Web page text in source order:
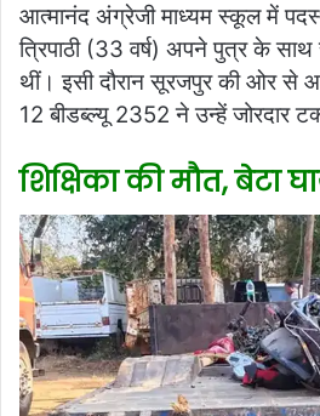
आत्मानंद अंग्रेजी माध्यम स्कूल में
त्रिपाठी (33 वर्ष) अपने पुत्र के
थीं। इसी दौरान सूरजपुर की ओर से
12 बीडब्ल्यू 2352 ने उन्हें जोरदार
शिक्षिका की मौत, बेटा